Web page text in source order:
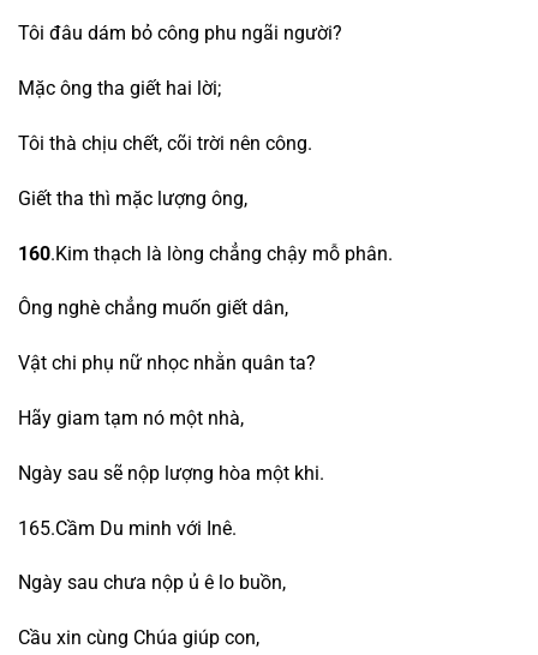
Tôi đâu dám bỏ công phu ngãi người?
Mặc ông tha giết hai lời;
Tôi thà chịu chết, cõi trời nên công.
Giết tha thì mặc lượng ông,
160.Kim thạch là lòng chẳng chậy mỗ phân.
Ông nghè chẳng muốn giết dân,
Vật chi phụ nữ nhọc nhằn quân ta?
Hãy giam tạm nó một nhà,
Ngày sau sẽ nộp lượng hòa một khi.
165.Cầm Du minh với Inê.
Ngày sau chưa nộp ủ ê lo buồn,
Cầu xin cùng Chúa giúp con,